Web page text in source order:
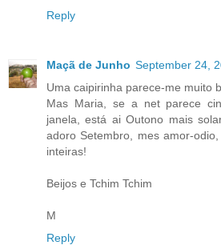
Reply
Maçã de Junho September 24,
Uma caipirinha parece-me muito
Mas Maria, se a net parece
janela, está ai Outono mais
adoro Setembro, mes amor-
inteiras!
Beijos e Tchim Tchim
M
Reply